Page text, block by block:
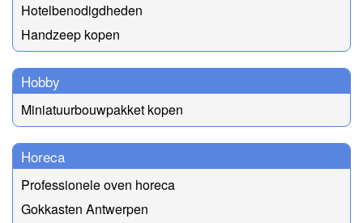
Hotelbenodigdheden
Handzeep kopen
Hobby
Miniatuurbouwpakket kopen
Horeca
Professionele oven horeca
Gokkasten Antwerpen